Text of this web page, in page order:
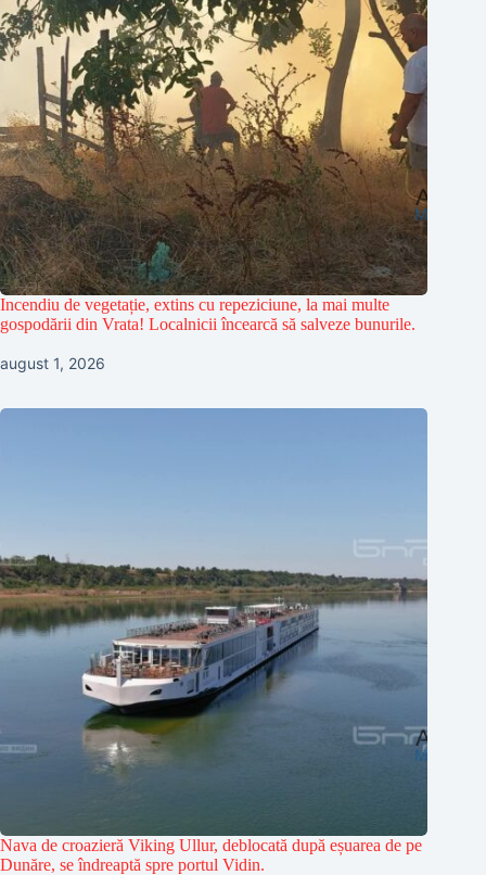
Incendiu de vegetație, extins cu repeziciune, la mai multe
gospodării din Vrata! Localnicii încearcă să salveze bunurile.
august 1, 2026
Nava de croazieră Viking Ullur, deblocată după eșuarea de pe
Dunăre, se îndreaptă spre portul Vidin.